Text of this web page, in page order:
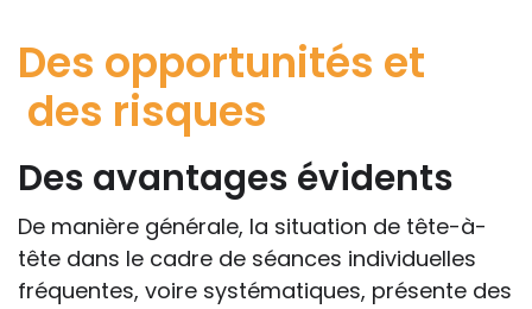
Des opportunités et
des risques
Des avantages évidents
De manière générale, la situation de tête-à-
tête dans le cadre de séances individuelles
fréquentes, voire systématiques, présente des